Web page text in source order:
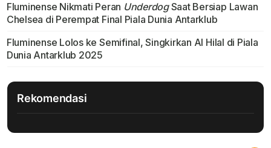
Fluminense Nikmati Peran UnderdogSaat Bersiap Lawan
Chelsea di Perempat Final Piala Dunia Antarklub
Fluminense Lolos ke Semifinal, Singkirkan Al Hilal di Piala
Dunia Antarklub 2025
Rekomendasi